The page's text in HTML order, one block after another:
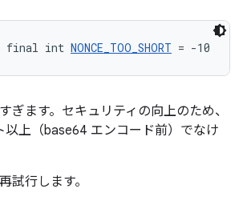
final int NONCE_TOO_SHORT = -10
ぎます。セキュリティの向上のため、
以上（base64 エンコード前）でなけ
試行します。